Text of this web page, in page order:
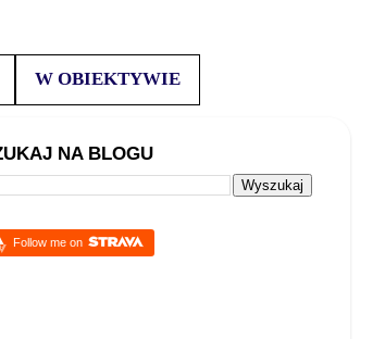
W OBIEKTYWIE
NA BLOGU
Follow me on